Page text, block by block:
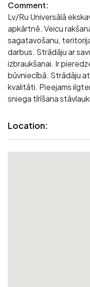
Comment:
Lv/Ru Universālā
apkārtnē. Veicu
sagatavošanu,
darbus. Strādāju ar
izbraukšanai. Ir
būvniecībā. Strādāju
kvalitāti. Pieejams
sniega tīrīšana
Location: